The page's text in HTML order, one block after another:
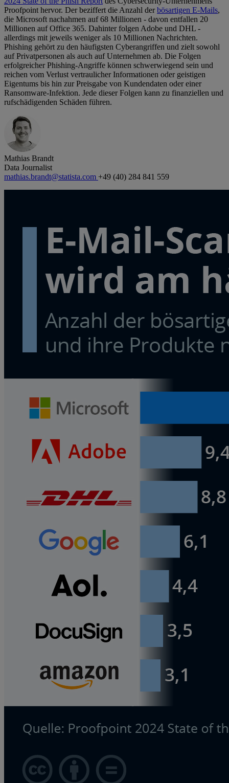
Proofpoint hervor. Der beziffert die Anzahl derbösartigen E-Mails,
die Microsoft nachahmen auf 68 Millionen - davon entfallen 20
Millionen auf Office 365. Dahinter folgen Adobe und DHL -
allerdings mit jeweils weniger als 10 Millionen Nachrichten.
Phishing gehört zu den häufigsten Cyberangriffen und zielt sowohl
auf Privatpersonen als auch auf Unternehmen ab. Die Folgen
erfolgreicher Phishing-Angriffe können schwerwiegend sein und
reichen vom Verlust vertraulicher Informationen oder geistigen
Eigentums bis hin zur Preisgabe von Kundendaten oder einer
Ransomware-Infektion. Jede dieser Folgen kann zu finanziellen und
rufschädigenden Schäden führen.
Mathias Brandt
Data Journalist
mathias.brandt@statista.com +49 (40) 284 841 559